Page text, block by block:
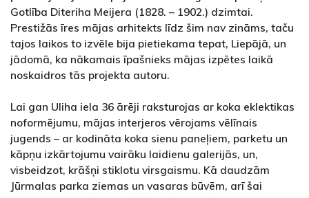
Gotlība Diteriha Meijera (1828. – 1902.) dzimtai.
Prestižās īres mājas arhitekts līdz šim nav zināms, taču
tajos laikos to izvēle bija pietiekama tepat, Liepājā, un
jādomā, ka nākamais īpašnieks mājas izpētes laikā
noskaidros tās projekta autoru.
Lai gan Uliha iela 36 ārēji raksturojas ar koka eklektikas
noformējumu, mājas interjeros vērojams vēlīnais
jugends – ar kodināta koka sienu paneļiem, parketu un
kāpņu izkārtojumu vairāku laidienu galerijās, un,
visbeidzot, krāšņi stiklotu virsgaismu. Kā daudzām
Jūrmalas parka ziemas un vasaras būvēm, arī šai